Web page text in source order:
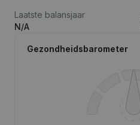
Laatste balansjaar
N/A
Gezondheidsbarometer